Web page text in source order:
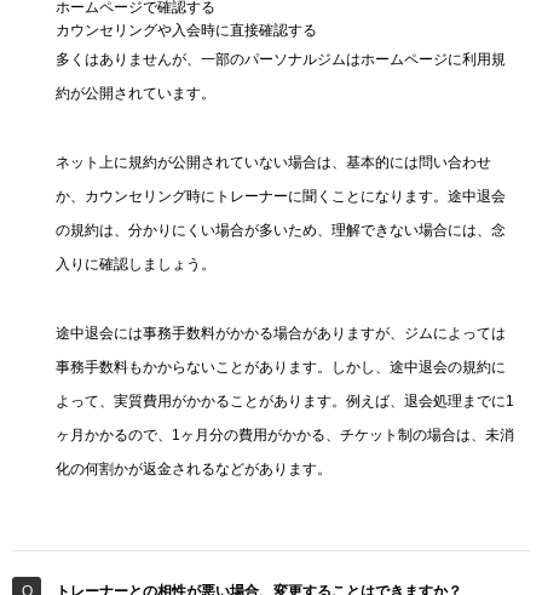
ホームページで確認する
カウンセリングや入会時に直接確認する
多くはありませんが、一部のパーソナルジムはホームページに利用規
約が公開されています。
ネット上に規約が公開されていない場合は、基本的には問い合わせ
か、カウンセリング時にトレーナーに聞くことになります。途中退会
の規約は、分かりにくい場合が多いため、理解できない場合には、念
入りに確認しましょう。
途中退会には事務手数料がかかる場合がありますが、ジムによっては
事務手数料もかからないことがあります。しかし、途中退会の規約に
よって、実質費用がかかることがあります。例えば、退会処理までに1
ヶ月かかるので、1ヶ月分の費用がかかる、チケット制の場合は、未消
化の何割かが返金されるなどがあります。
トレーナーとの相性が悪い場合、変更することはできますか？